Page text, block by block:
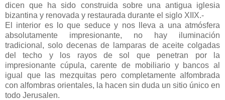
dicen que ha sido construida sobre una antigua iglesia
bizantina y renovada y restaurada durante el siglo XIIX.-
El interior es lo que seduce y nos lleva a una atmósfera
absolutamente impresionante, no hay iluminación
tradicional, solo decenas de lamparas de aceite colgadas
del techo y los rayos de sol que penetran por la
impresionante cúpula, carente de mobiliario y bancos al
igual que las mezquitas pero completamente alfombrada
con alfombras orientales, la hacen sin duda un sitio único en
todo Jerusalen.